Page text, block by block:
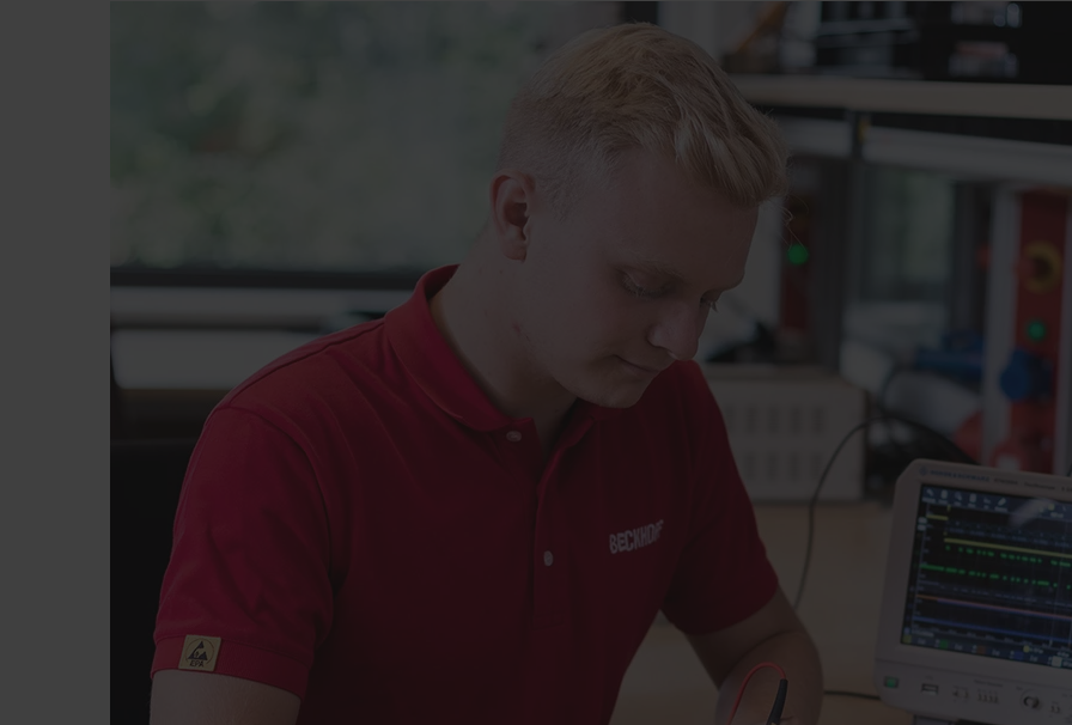
Nos centres de service proposent des réparations de haute qualité des produits
l’ancienneté. Nous utilisons exclusivement des pièces de rechange homologuées et
méthodes d'essai normalisées. Nous proposons bien entendu un service express
douze mois sur toutes les pièces remplacées par nos soins dans le cadre d’une